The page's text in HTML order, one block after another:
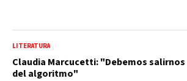
LITERATURA
Claudia Marcucetti: "Debemos salirnos
del algoritmo"